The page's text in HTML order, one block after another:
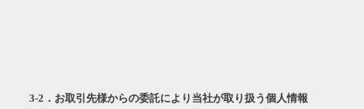
3-2．お取引先様からの委託により当社が取り扱う個人情報